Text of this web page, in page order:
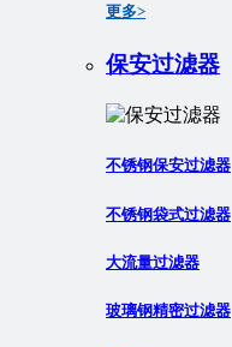
更多>
保安过滤器
不锈钢保安过滤器
不锈钢袋式过滤器
大流量过滤器
玻璃钢精密过滤器